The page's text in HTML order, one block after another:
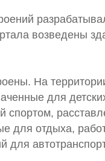
возведены
На
для
спортом,
для отдыха,
для